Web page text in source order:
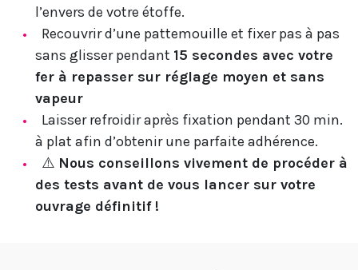
l’envers de votre étoffe.
Recouvrir d’une pattemouille et fixer pas à pas
sans glisser pendant 15 secondes avec votre
fer à repasser sur réglage moyen et sans
vapeur
Laisser refroidir après fixation pendant 30 min.
à plat afin d’obtenir une parfaite adhérence.
⚠️ Nous conseillons vivement de procéder à
des tests avant de vous lancer sur votre
ouvrage définitif !